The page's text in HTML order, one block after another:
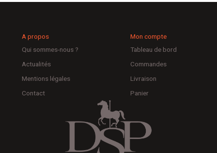
A propos
Qui sommes-nous ?
Actualités
Mentions légales
Contact
Mon compte
Tableau de bord
Commandes
Livraison
Panier